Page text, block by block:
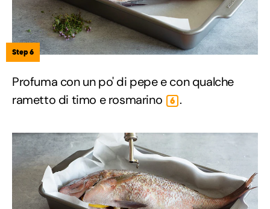
Step 6
Profuma con un po' di pepe e con qualche
rametto di timo e rosmarino
6 .